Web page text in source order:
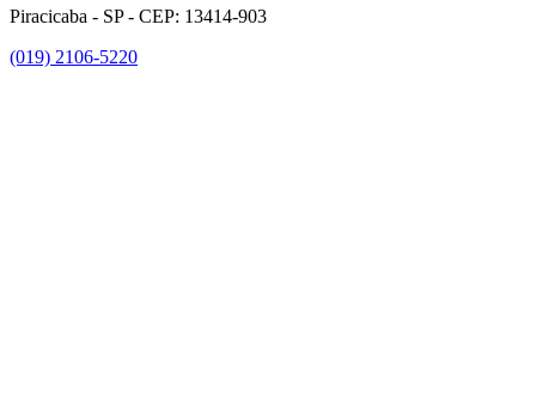
Piracicaba - SP - CEP: 13414-903
(019) 2106-5220